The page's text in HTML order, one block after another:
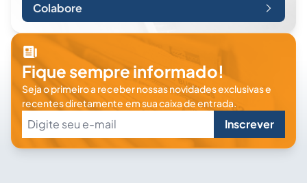
Colabore
Fique sempre informado!
Seja o primeiro a receber nossas novidades exclusivas e
recentes diretamente em sua caixa de entrada.
Inscrever